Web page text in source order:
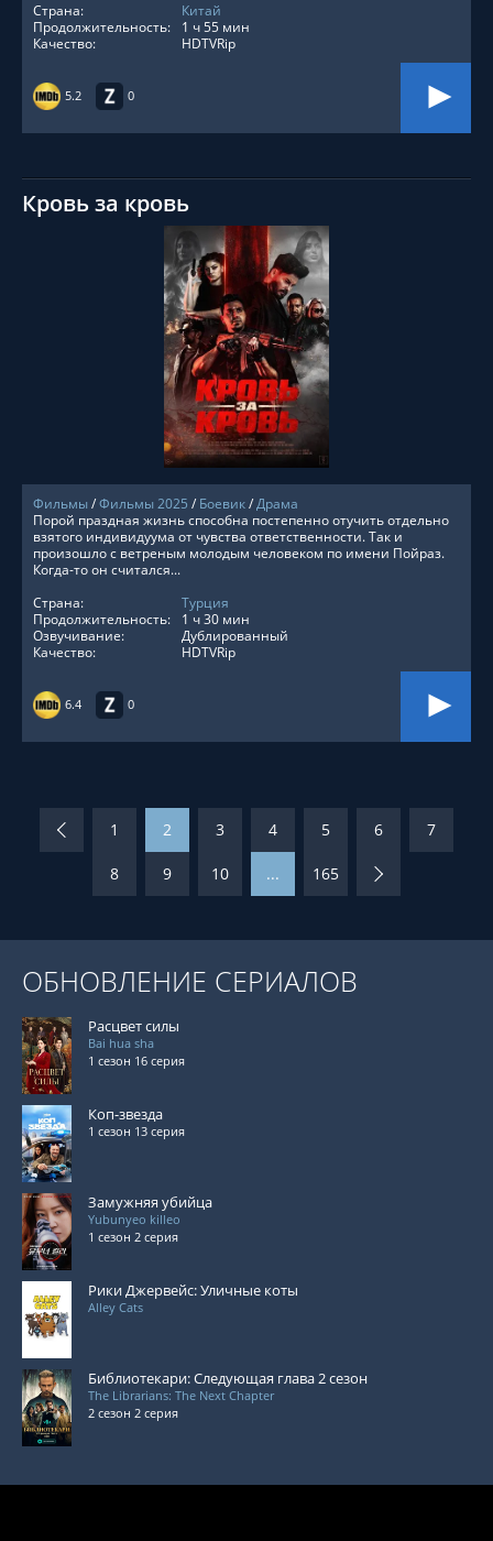
5.2 0
Страна:
Китай
Продолжительность:
1 ч 55 мин
Качество:
HDTVRip
Кровь за кровь
СМОТРЕТЬ ОНЛАЙН
Фильмы/Фильмы 2025 / Боевик/Драма
6.4 0
Порой праздная жизнь способна постепенно отучить отдельно
взятого индивидуума от чувства ответственности. Так и
произошло с ветреным молодым человеком по имени Пойраз.
Когда-то он считался...
Страна:
Турция
Продолжительность:
1 ч 30 мин
Озвучивание:
Дублированный
Качество:
HDTVRip
1 2 3 4 5 6 7
8 9 10 ... 165
ОБНОВЛЕНИЕ СЕРИАЛОВ
Расцвет силы
Bai hua sha
1 сезон 16 серия
Коп-звезда
1 сезон 13 серия
Замужняя убийца
Yubunyeo killeo
1 сезон 2 серия
Рики Джервейс: Уличные коты
Alley Cats
Библиотекари: Следующая глава 2 сезон
The Librarians: The Next Chapter
2 сезон 2 серия